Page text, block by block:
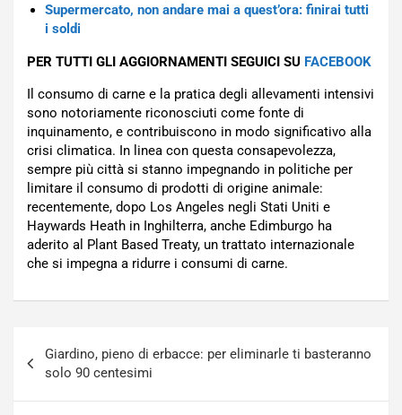
Supermercato, non andare mai a quest’ora: finirai tutti
i soldi
PER TUTTI GLI AGGIORNAMENTI SEGUICI SU FACEBOOK
Il consumo di carne e la pratica degli allevamenti intensivi
sono notoriamente riconosciuti come fonte di
inquinamento, e contribuiscono in modo significativo alla
crisi climatica. In linea con questa consapevolezza,
sempre più città si stanno impegnando in politiche per
limitare il consumo di prodotti di origine animale:
recentemente, dopo Los Angeles negli Stati Uniti e
Haywards Heath in Inghilterra, anche Edimburgo ha
aderito al Plant Based Treaty, un trattato internazionale
che si impegna a ridurre i consumi di carne.
articoli
Giardino, pieno di erbacce: per eliminarle ti basteranno
solo 90 centesimi